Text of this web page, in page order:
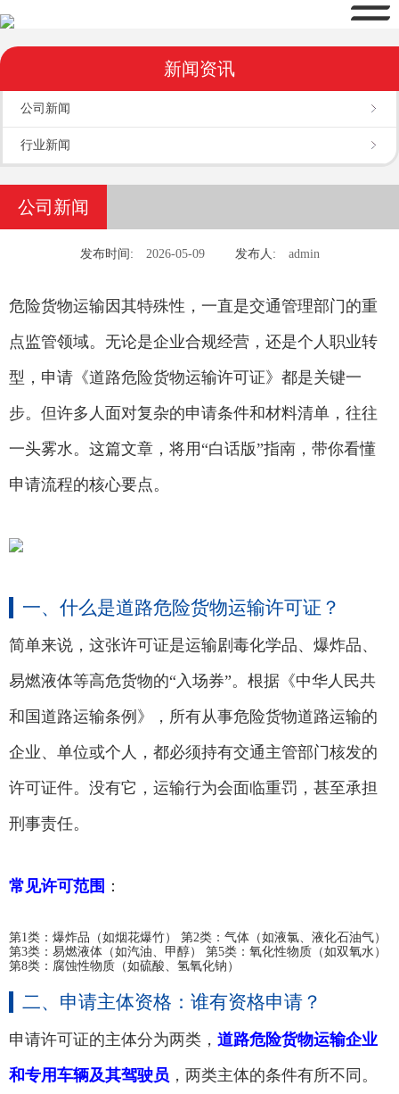
新闻资讯
公司新闻
行业新闻
公司新闻
发布时间: 2026-05-09 发布人: admin
危险货物运输因其特殊性，一直是交通管理部门的重
点监管领域。无论是企业合规经营，还是个人职业转
型，申请《道路危险货物运输许可证》都是关键一
步。但许多人面对复杂的申请条件和材料清单，往往
一头雾水。这篇文章，将用“白话版”指南，带你看懂
申请流程的核心要点。
一、什么是道路危险货物运输许可证？
简单来说，这张许可证是运输剧毒化学品、爆炸品、
易燃液体等高危货物的“入场券”。根据《中华人民共
和国道路运输条例》，所有从事危险货物道路运输的
企业、单位或个人，都必须持有交通主管部门核发的
许可证件。没有它，运输行为会面临重罚，甚至承担
刑事责任。
常见许可范围 ：
第1类：爆炸品（如烟花爆竹） 第2类：气体（如液氯、液化石油气）
第3类：易燃液体（如汽油、甲醇） 第5类：氧化性物质（如双氧水）
第8类：腐蚀性物质（如硫酸、氢氧化钠）
二、申请主体资格：谁有资格申请？
申请许可证的主体分为两类， 道路危险货物运输企业
和专用车辆及其驾驶员 ，两类主体的条件有所不同。